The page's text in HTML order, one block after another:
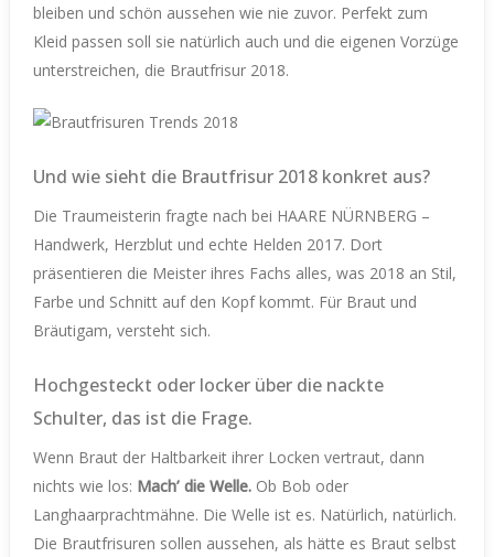
bleiben und schön aussehen wie nie zuvor. Perfekt zum
Kleid passen soll sie natürlich auch und die eigenen Vorzüge
unterstreichen, die Brautfrisur 2018.
Und wie sieht die Brautfrisur 2018 konkret aus?
Die Traumeisterin fragte nach bei HAARE NÜRNBERG –
Handwerk, Herzblut und echte Helden 2017. Dort
präsentieren die Meister ihres Fachs alles, was 2018 an Stil,
Farbe und Schnitt auf den Kopf kommt. Für Braut und
Bräutigam, versteht sich.
Hochgesteckt oder locker über die nackte
Schulter, das ist die Frage.
Wenn Braut der Haltbarkeit ihrer Locken vertraut, dann
nichts wie los: Mach’ die Welle. Ob Bob oder
Langhaarprachtmähne. Die Welle ist es. Natürlich, natürlich.
Die Brautfrisuren sollen aussehen, als hätte es Braut selbst